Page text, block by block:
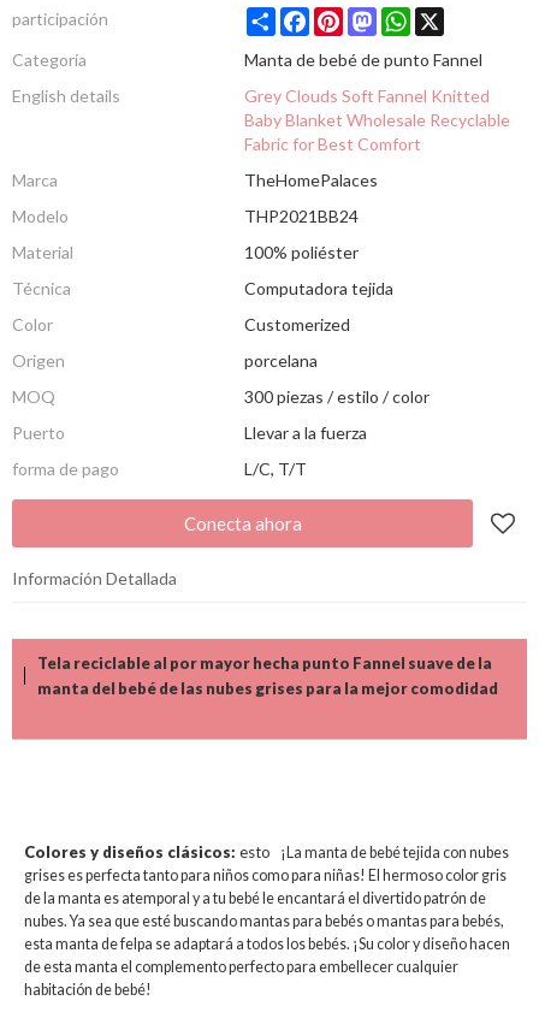
participación ShareFacebookPinterestMastodonWhatsApp
X
Categoría
Manta de bebé de punto Fannel
English details
Grey Clouds Soft Fannel Knitted
Baby Blanket Wholesale Recyclable
Fabric for Best Comfort
Marca
TheHomePalaces
Modelo
THP2021BB24
Material
100% poliéster
Técnica
Computadora tejida
Color
Customerized
Origen
porcelana
MOQ
300 piezas / estilo / color
Puerto
Llevar a la fuerza
forma de pago
L/C, T/T
Conecta ahora
Información Detallada
Tela reciclable al por mayor hecha punto Fannel suave de la
manta del bebé de las nubes grises para la mejor comodidad
Colores y diseños clásicos: esto
¡La manta de bebé tejida con nubes
grises es perfecta tanto para niños como para niñas! El hermoso color gris
de la manta es atemporal y a tu bebé le encantará el divertido patrón de
nubes. Ya sea que esté buscando mantas para bebés o mantas para bebés,
esta manta de felpa se adaptará a todos los bebés. ¡Su color y diseño hacen
de esta manta el complemento perfecto para embellecer cualquier
habitación de bebé!